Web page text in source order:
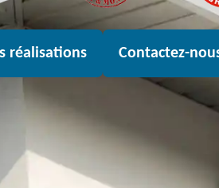
réalisations Contactez-